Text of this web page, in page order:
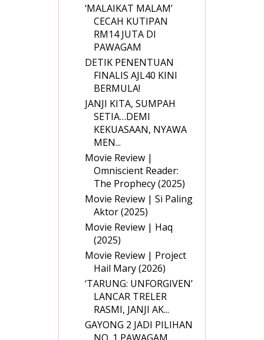
‘MALAIKAT MALAM’
CECAH KUTIPAN
RM14 JUTA DI
PAWAGAM
DETIK PENENTUAN
FINALIS AJL40 KINI
BERMULA!
JANJI KITA, SUMPAH
SETIA…DEMI
KEKUASAAN, NYAWA
MEN...
Movie Review |
Omniscient Reader:
The Prophecy (2025)
Movie Review | Si Paling
Aktor (2025)
Movie Review | Haq
(2025)
Movie Review | Project
Hail Mary (2026)
‘TARUNG: UNFORGIVEN’
LANCAR TRELER
RASMI, JANJI AK...
GAYONG 2 JADI PILIHAN